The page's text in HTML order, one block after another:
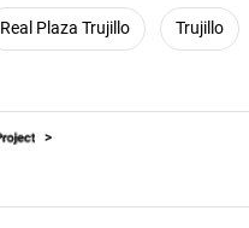
Real Plaza Trujillo Trujillo